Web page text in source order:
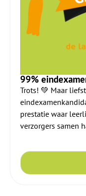
99%
Trots! 💚 Maar
prestatie waar
verzorgers samen